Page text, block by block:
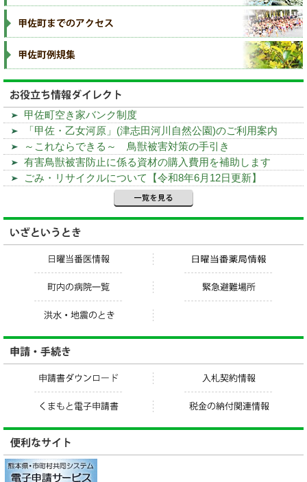
甲佐町空き家バンク制度
「甲佐・乙女河原」(津志田河川自然公園)のご利用案内
～これならできる～ 鳥獣被害対策の手引き
有害鳥獣被害防止に係る資材の購入費用を補助します
ごみ・リサイクルについて【令和8年6月12日更新】